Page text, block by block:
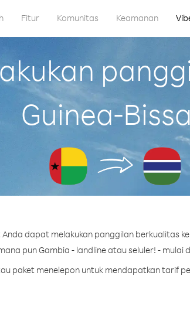
Fitur Komunitas Keamanan
Guinea-
Anda dapat melakukan panggilan berkualitas
pun Gambia - landline atau seluler! - mulai
paket menelepon untuk mendapatkan tarif